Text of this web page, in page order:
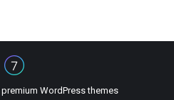
premium WordPress themes